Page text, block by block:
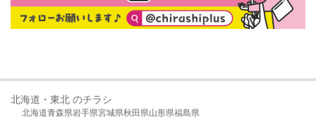
北海道・東北 のチラシ
北海道青森県岩手県宮城県秋田県山形県福島県